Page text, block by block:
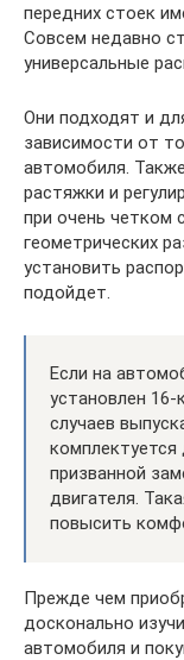
передних стоек
Совсем недавно
универсальные
Они подходят и
зависимости от
автомобиля.
растяжки и
при очень четком
геометрических
установить
подойдет.
Если на
установлен 16-
случаев
комплектуется
призванной
двигателя.
повысить
Прежде чем
досконально
автомобиля и